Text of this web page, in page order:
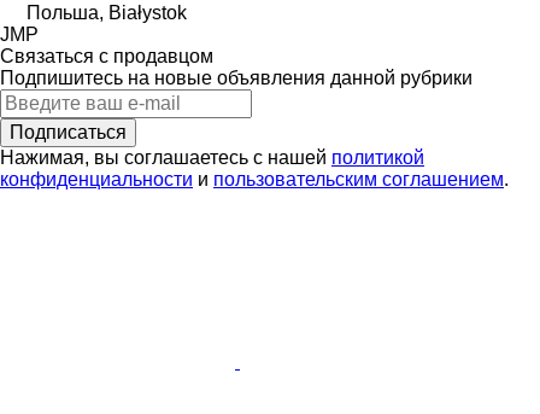
Польша, Białystok
JMP
Связаться с продавцом
Подпишитесь на новые объявления данной рубрики
Подписаться
Нажимая, вы соглашаетесь с нашей политикой
конфиденциальности и пользовательским соглашением.